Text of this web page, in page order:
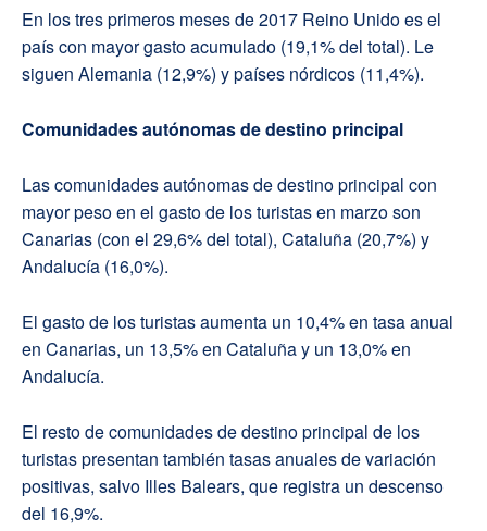
En los tres primeros meses de 2017 Reino Unido es el
país con mayor gasto acumulado (19,1% del total). Le
siguen Alemania (12,9%) y países nórdicos (11,4%).
Comunidades autónomas de destino principal
Las comunidades autónomas de destino principal con
mayor peso en el gasto de los turistas en marzo son
Canarias (con el 29,6% del total), Cataluña (20,7%) y
Andalucía (16,0%).
El gasto de los turistas aumenta un 10,4% en tasa anual
en Canarias, un 13,5% en Cataluña y un 13,0% en
Andalucía.
El resto de comunidades de destino principal de los
turistas presentan también tasas anuales de variación
positivas, salvo Illes Balears, que registra un descenso
del 16,9%.